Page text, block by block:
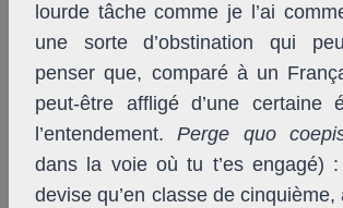
lourde tâche comme je l’ai
une sorte d’obstination qui
penser que, comparé à un
peut-être affligé d’une certaine
l’entendement.Perge quo
dans la voie où tu t’es engagé)
devise qu’en classe de cinquième,